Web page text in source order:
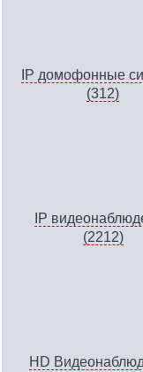
IP домофонные
(312)
IP
(2212)
HD